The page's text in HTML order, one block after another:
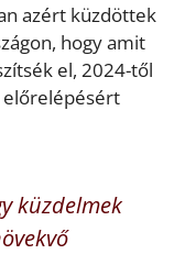
azért küzdöttek
hogy amit
el, 2024-től
előrelépésért
küzdelmek